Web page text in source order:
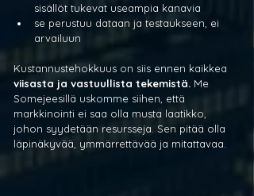
sisällöt tukevat useampia kanavia
se perustuu dataan ja testaukseen, ei
arvailuun
Kustannustehokkuus on siis ennen kaikkea
viisasta ja vastuullista tekemistä. Me
Somejeesillä uskomme siihen, että
markkinointi ei saa olla musta laatikko,
johon syydetään resursseja. Sen pitää olla
läpinäkyvää, ymmärrettävää ja mitattavaa.